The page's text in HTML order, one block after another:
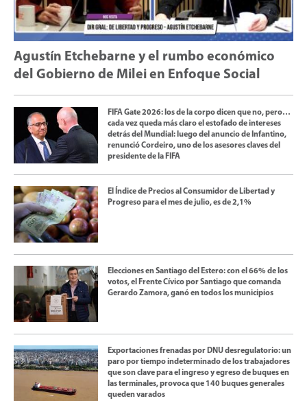
Agustín Etchebarne y el rumbo económico
del Gobierno de Milei en Enfoque Social
FIFA Gate 2026: los de la corpo dicen que no, pero…
cada vez queda más claro el estofado de intereses
detrás del Mundial: luego del anuncio de Infantino,
renunció Cordeiro, uno de los asesores claves del
presidente de la FIFA
El Índice de Precios al Consumidor de Libertad y
Progreso para el mes de julio, es de 2,1%
Elecciones en Santiago del Estero: con el 66% de los
votos, el Frente Cívico por Santiago que comanda
Gerardo Zamora, ganó en todos los municipios
Exportaciones frenadas por DNU desregulatorio: un
paro por tiempo indeterminado de los trabajadores
que son clave para el ingreso y egreso de buques en
las terminales, provoca que 140 buques generales
queden varados